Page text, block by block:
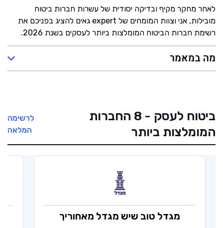
לאחר מחקר מקיף ובדיקה יסודית של עשרות חברות ביטוח
מובילות, אני וצוות המומחים של expert גאים להציג בפניכם את
רשימת חברות הביטוח המומלצות ביותר לעסקים בשנת 2026.
מה במאמר
ביטוח לעסק - 8 החברות
המומלצות ביותר
לרשימה
המלאה
מגדל טוב שיש מגדל מאחוריך